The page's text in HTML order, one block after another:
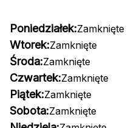
Poniedziałek:Zamknięte
Wtorek:Zamknięte
Środa:Zamknięte
Czwartek:Zamknięte
Piątek:Zamknięte
Sobota:Zamknięte